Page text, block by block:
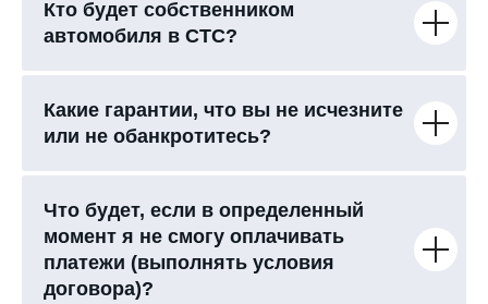
Кто будет собственником
автомобиля в СТС?
Какие гарантии, что вы не исчезните
или не обанкротитесь?
Что будет, если в определенный
момент я не смогу оплачивать
платежи (выполнять условия
договора)?